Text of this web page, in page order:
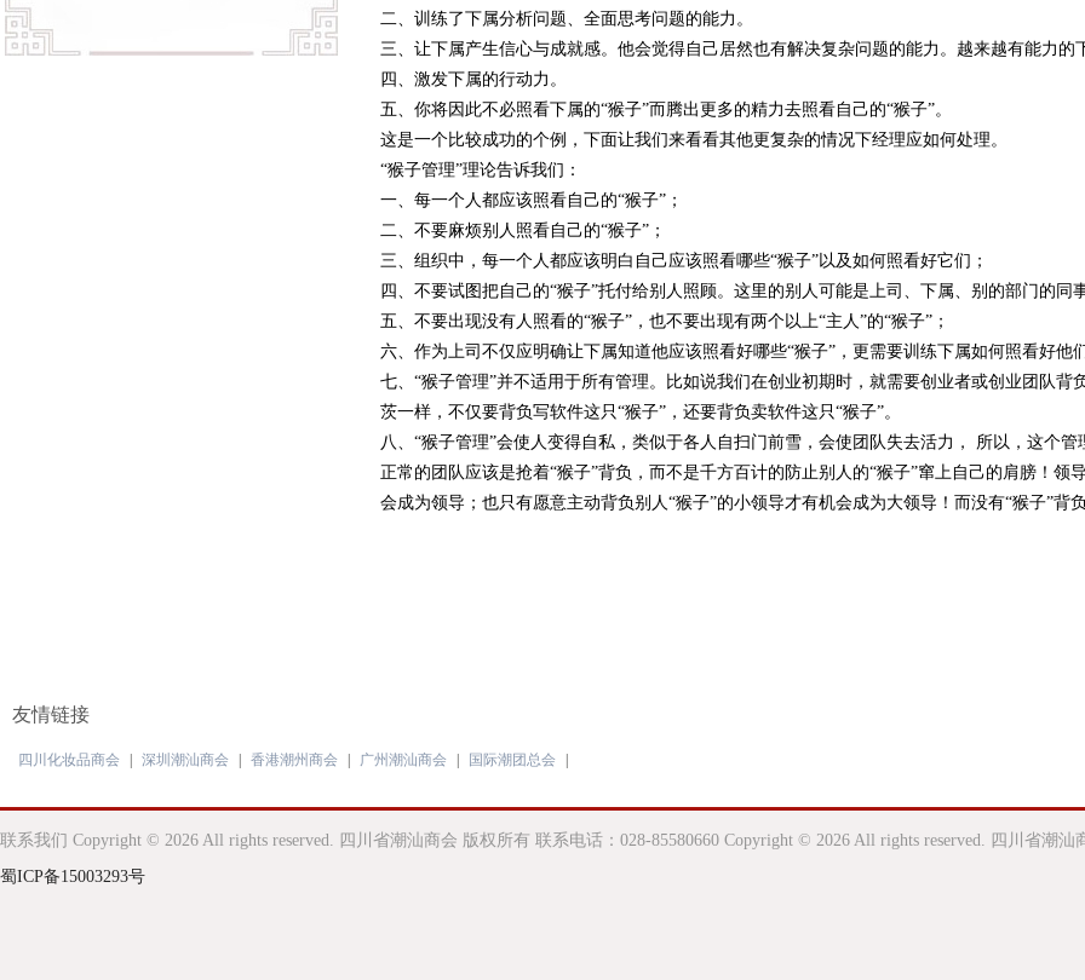
二、训练了下属分析问题、全面思考问题的能力。
三、让下属产生信心与成就感。他会觉得自己居然也有解决复杂问题的能力。越来越有能力的
四、激发下属的行动力。
五、你将因此不必照看下属的“猴子”而腾出更多的精力去照看自己的“猴子”。
这是一个比较成功的个例，下面让我们来看看其他更复杂的情况下经理应如何处理。
“猴子管理”理论告诉我们：
一、每一个人都应该照看自己的“猴子”；
二、不要麻烦别人照看自己的“猴子”；
三、组织中，每一个人都应该明白自己应该照看哪些“猴子”以及如何照看好它们；
四、不要试图把自己的“猴子”托付给别人照顾。这里的别人可能是上司、下属、别的部门的
五、不要出现没有人照看的“猴子”，也不要出现有两个以上“主人”的“猴子”；
六、作为上司不仅应明确让下属知道他应该照看好哪些“猴子”，更需要训练下属如何照看好他
七、“猴子管理”并不适用于所有管理。比如说我们在创业初期时，就需要创业者或创业团队
茨一样，不仅要背负写软件这只“猴子”，还要背负卖软件这只“猴子”。
八、“猴子管理”会使人变得自私，类似于各人自扫门前雪，会使团队失去活力， 所以，这个
正常的团队应该是抢着“猴子”背负，而不是千方百计的防止别人的“猴子”窜上自己的肩膀！
会成为领导；也只有愿意主动背负别人“猴子”的小领导才有机会成为大领导！而没有“猴子”背
友情链接
四川化妆品商会 深圳潮汕商会 香港潮州商会 广州潮汕商会 国际潮团总会
联系我们 Copyright © 2026 All rights reserved. 四川省潮汕商会 版权所有 联系电话：028-85580660 Copyright © 2026 All rights reserved. 四川省潮汕
蜀ICP备15003293号